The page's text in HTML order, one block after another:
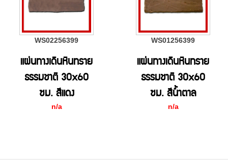
WS02256399
แผ่นทางเดินหินทราย
ธรรมชาติ 30x60
ซม. สีแดง
n/a
WS01256399
แผ่นทางเดินหินทราย
ธรรมชาติ 30x60
ซม. สีน้ำตาล
n/a